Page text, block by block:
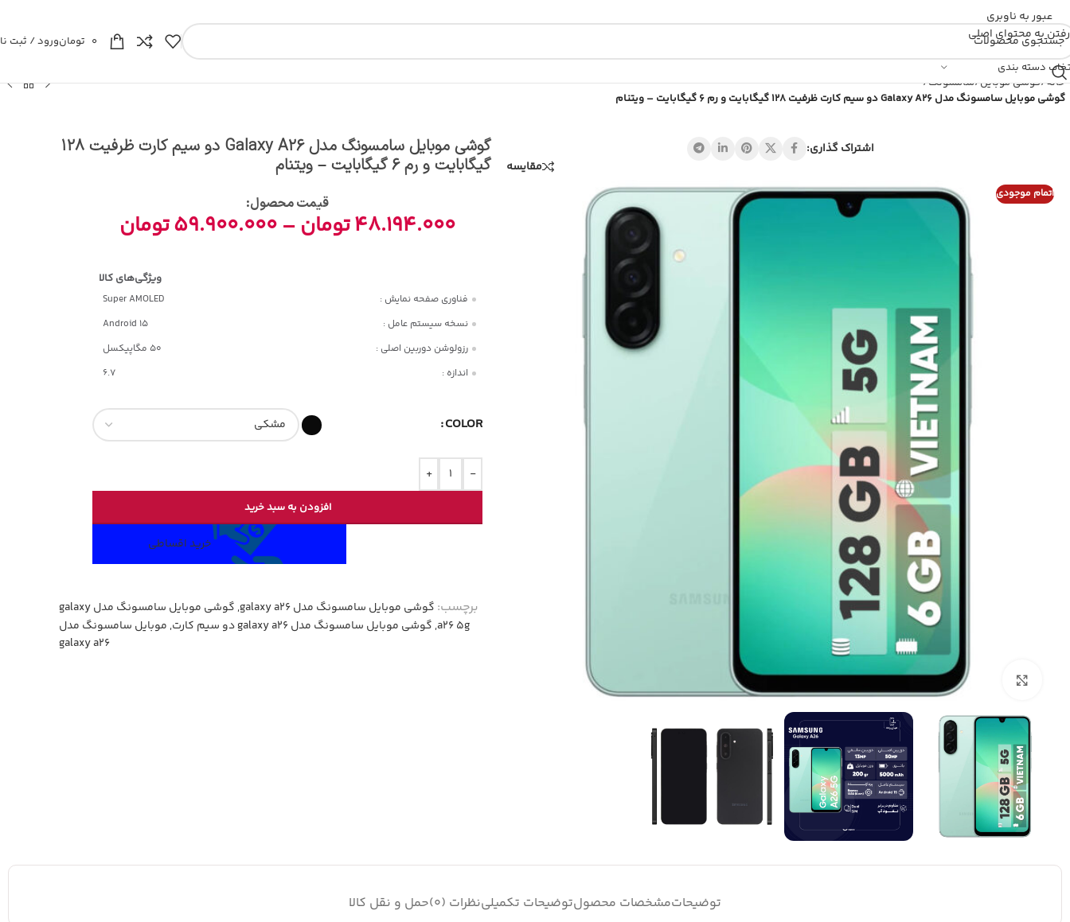
عبور به ناوبری
رفتن به محتوای اصلی
دسته بندی
0 تومانورود / ثبت
خانه/گوشی موبایل/سامسونگ/
گوشی موبایل سامسونگ مدل Galaxy A26 دو سیم کارت ظرفیت 128 گیگابایت و رم 6 گیگابایت – ویتنام
اشتراک گذاری:
مقایسه
اتمام موجودی
بزرگنمایی تصویر
گوشی موبایل سامسونگ مدل Galaxy A26 دو سیم کارت ظرفیت 128
گیگابایت و رم 6 گیگابایت – ویتنام
قیمت محصول:​
48.194.000تومان –
59.900.000تومان
فناوری صفحه‌ نمایش :
Super AMOLED
نسخه سیستم عامل :
Android 15
رزولوشن دوربین اصلی :
50 مگاپیکسل
اندازه :
6.7
COLOR
-
+
افزودن به سبد خرید
خرید اقساطی
برچسب: گوشی موبایل سامسونگ مدل galaxy a26 ,
گوشی موبایل سامسونگ مدل galaxy
a26 5g
,گوشی موبایل سامسونگ مدل galaxy a26 دو سیم کارت ,موبایل سامسونگ مدل
galaxy a26
توضیحاتمشخصات محصولتوضیحات تکمیلینظرات (0) حمل و نقل کالا